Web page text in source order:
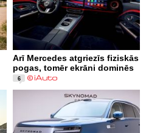
Arī Mercedes atgriezīs fiziskās
pogas, tomēr ekrāni dominēs
6